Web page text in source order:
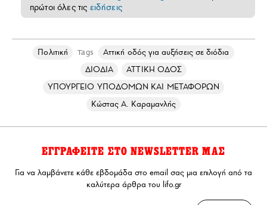
πρώτοι όλες τις ειδήσεις
Πολιτική Tags
Αττική οδός για αυξήσεις σε διόδια
ΔΙΟΔΙΑ
ΑΤΤΙΚΗ ΟΔΟΣ
ΥΠΟΥΡΓΕΙΟ ΥΠΟΔΟΜΩΝ ΚΑΙ ΜΕΤΑΦΟΡΩΝ
Κώστας Α. Καραμανλής
ΕΓΓΡΑΦΕΙΤΕ ΣΤΟ NEWSLETTER ΜΑΣ
Για να λαμβάνετε κάθε εβδομάδα στο email σας μια επιλογή από τα
καλύτερα άρθρα του lifo.gr